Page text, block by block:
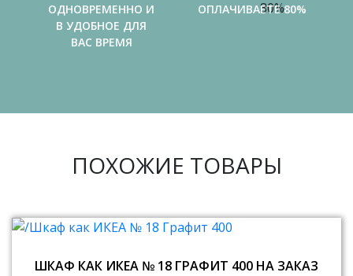
ОДНОВРЕМЕННО И
В УДОБНОЕ ДЛЯ
ВАС ВРЕМЯ
ОПЛАЧИВАЕТЕ 80%
ПОХОЖИЕ ТОВАРЫ
ШКАФ КАК ИКЕА № 18 ГРАФИТ 400 НА ЗАКАЗ